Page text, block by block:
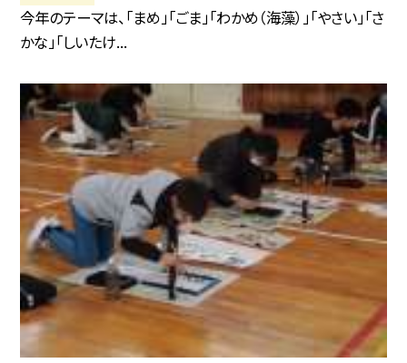
今年のテーマは、「まめ」「ごま」「わかめ（海藻）」「やさい」「さ
かな」「しいたけ...